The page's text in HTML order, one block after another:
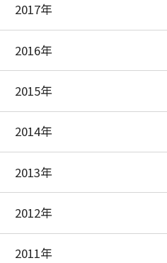
2017年
2016年
2015年
2014年
2013年
2012年
2011年